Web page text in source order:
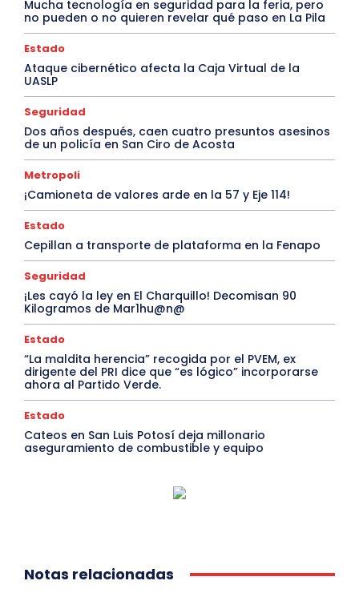
Mucha tecnología en seguridad para la feria, pero
no pueden o no quieren revelar qué paso en La Pila
Estado
Ataque cibernético afecta la Caja Virtual de la
UASLP
Seguridad
Dos años después, caen cuatro presuntos asesinos
de un policía en San Ciro de Acosta
Metropoli
¡Camioneta de valores arde en la 57 y Eje 114!
Estado
Cepillan a transporte de plataforma en la Fenapo
Seguridad
¡Les cayó la ley en El Charquillo! Decomisan 90
Kilogramos de Mar1hu@n@
Estado
“La maldita herencia” recogida por el PVEM, ex
dirigente del PRI dice que “es lógico” incorporarse
ahora al Partido Verde.
Estado
Cateos en San Luis Potosí deja millonario
aseguramiento de combustible y equipo
Notas relacionadas